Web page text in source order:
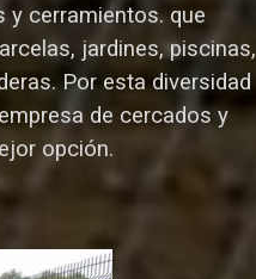
y cerramientos. que
jardines, piscinas,
Por esta diversidad
de cercados y
opción.